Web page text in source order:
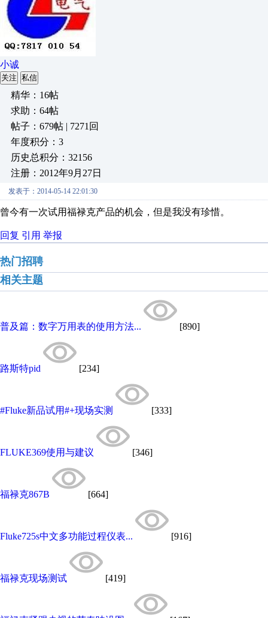
小诚
关注 私信
精华：16帖
求助：64帖
帖子：679帖 | 7271回
年度积分：3
历史总积分：32156
注册：2012年9月27日
发表于：2014-05-14 22:01:30
曾今有一次试用福禄克产品的机会，但是我没有珍惜。
回复 引用 举报
热门招聘
相关主题
普及篇：数字万用表的使用方法... [890]
路斯特pid [234]
#Fluke新品试用#+现场实测 [333]
FLUKE369使用与建议 [346]
福禄克867B [664]
Fluke725s中文多功能过程仪表... [916]
福禄克现场测试 [419]